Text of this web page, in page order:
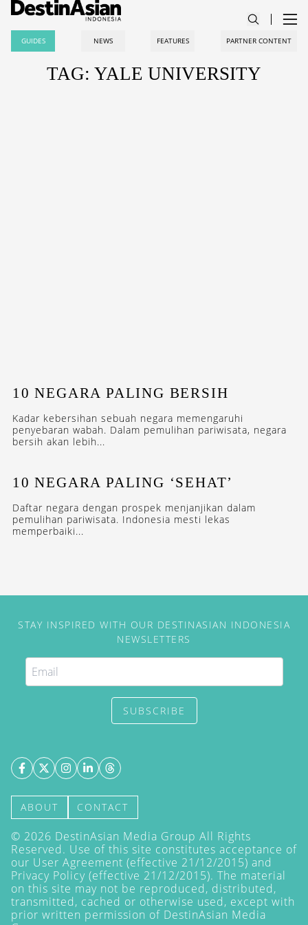
GUIDES NEWS FEATURES PARTNER CONTENT
TAG: YALE UNIVERSITY
10 NEGARA PALING BERSIH
Kadar kebersihan sebuah negara memengaruhi
penyebaran wabah. Dalam pemulihan pariwisata, negara
bersih akan lebih...
10 NEGARA PALING ‘SEHAT’
Daftar negara dengan prospek menjanjikan dalam
pemulihan pariwisata. Indonesia mesti lekas
memperbaiki...
STAY INSPIRED WITH OUR DESTINASIAN INDONESIA
NEWSLETTERS
SUBSCRIBE
ABOUT CONTACT
© 2026 DestinAsian Media Group All Rights
Reserved. Use of this site constitutes acceptance of
our User Agreement (effective 21/12/2015) and
Privacy Policy (effective 21/12/2015). The material
on this site may not be reproduced, distributed,
transmitted, cached or otherwise used, except with
prior written permission of DestinAsian Media